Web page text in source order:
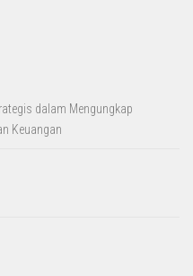
dalam Mengungkap
Keuangan